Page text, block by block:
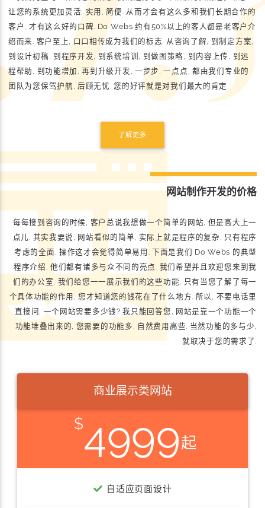
让您的系统更加灵活, 实用, 简便. 从而才会有这么多和我们长期合作的
客户, 才有这么好的口碑. Do Webs 约有50%以上的客人都是老客户介
绍而来. 客户至上, 口口相传成为我们的标志. 从咨询了解, 到制定方案,
到设计初稿, 到程序开发, 到系统培训, 到做图策略, 到内容上传, 到远
程帮助, 到功能增加, 再到升级开发, 一步步, 一点点, 都由我们专业的
团队为您保驾护航, 后顾无忧. 您的好评就是对我们最大的肯定.
了解更多
网站制作开发的价格
每每接到咨询的时候, 客户总说我想做一个简单的网站, 但是高大上一
点儿. 其实我要说, 网站看似的简单, 实际上就是程序的复杂, 只有程序
考虑的全面, 操作这才会觉得简单易用. 下面是我们 Do Webs 的典型
程序介绍, 他们都有诸多与众不同的亮点. 我们希望并且欢迎您来到我
们的办公室, 我们给您一一展示我们的这些功能, 只有当您了解了每一
个具体功能的作用, 您才知道您的钱花在了什么地方. 所以, 不要电话里
直接问, 一个网站需要多少钱? 我只能回答您, 网站是靠一个功能一个
功能堆叠出来的, 您需要的功能多, 自然费用高些. 当然功能的多与少,
就取决于您的需求了.
4999
商业展示类网站
自适应页面设计